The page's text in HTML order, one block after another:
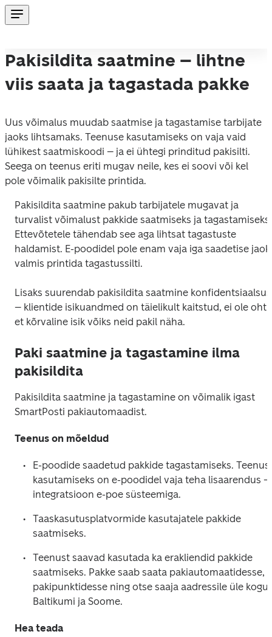
Pakisildita saatmine – lihtne
viis saata ja tagastada pakke
Uus võimalus muudab saatmise ja tagastamise tarbijate
jaoks lihtsamaks. Teenuse kasutamiseks on vaja vaid
lühikest saatmiskoodi – ja ei ühtegi prinditud pakisilti.
Seega on teenus eriti mugav neile, kes ei soovi või kel
pole võimalik pakisilte printida.
Pakisildita saatmine pakub tarbijatele mugavat ja
turvalist võimalust pakkide saatmiseks ja tagastamiseks.
Ettevõtetele tähendab see aga lihtsat tagastuste
haldamist. E-poodidel pole enam vaja iga saadetise
valmis printida tagastussilti.
Lisaks suurendab pakisildita saatmine
– klientide isikuandmed on täielikult kaitstud, ei ole
et kõrvaline isik võiks neid pakil näha.
Paki saatmine ja tagastamine ilma
pakisildita
Pakisildita saatmine ja tagastamine on võimalik igast
SmartPosti pakiautomaadist.
Teenus on mõeldud
E-poodide saadetud pakkide tagastamiseks.
kasutamiseks on e-poodidel vaja teha lisaarendus –
integratsioon e-poe süsteemiga.
Taaskasutusplatvormide kasutajatele pakkide
saatmiseks.
Teenust saavad kasutada ka erakliendid pakkide
saatmiseks. Pakke saab saata pakiautomaatidesse,
pakipunktidesse ning otse saaja aadressile üle kogu
Baltikumi ja Soome.
Hea teada